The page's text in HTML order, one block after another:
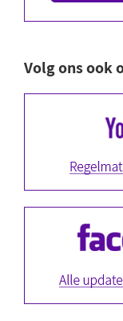
Volg ons ook